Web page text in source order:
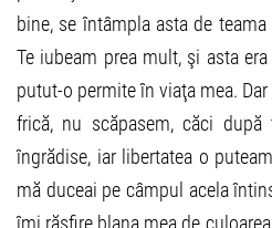
bine, se întâmpla asta de
Te iubeam prea mult, şi asta
putut-o permite în viaţa mea.
frică, nu scăpasem, căci
îngrădise, iar libertatea o
mă duceai pe câmpul acela
îmi răsfire blana mea de